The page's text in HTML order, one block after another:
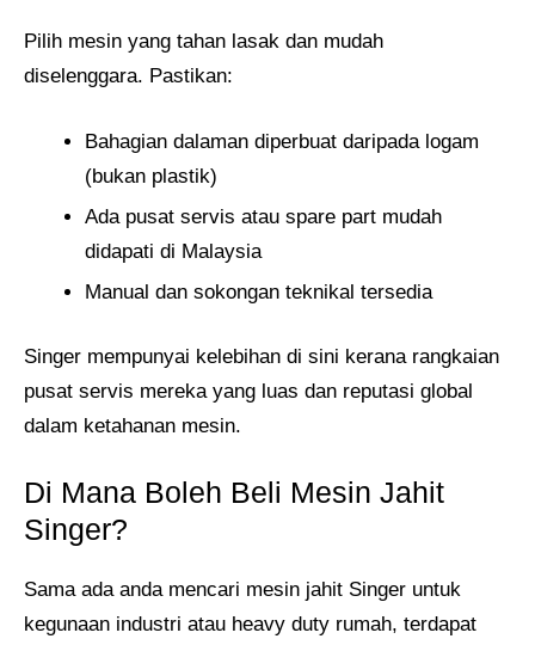
Pilih mesin yang tahan lasak dan mudah
diselenggara. Pastikan:
Bahagian dalaman diperbuat daripada logam
(bukan plastik)
Ada pusat servis atau spare part mudah
didapati di Malaysia
Manual dan sokongan teknikal tersedia
Singer mempunyai kelebihan di sini kerana rangkaian
pusat servis mereka yang luas dan reputasi global
dalam ketahanan mesin.
Di Mana Boleh Beli Mesin Jahit
Singer?
Sama ada anda mencari mesin jahit Singer untuk
kegunaan industri atau heavy duty rumah, terdapat